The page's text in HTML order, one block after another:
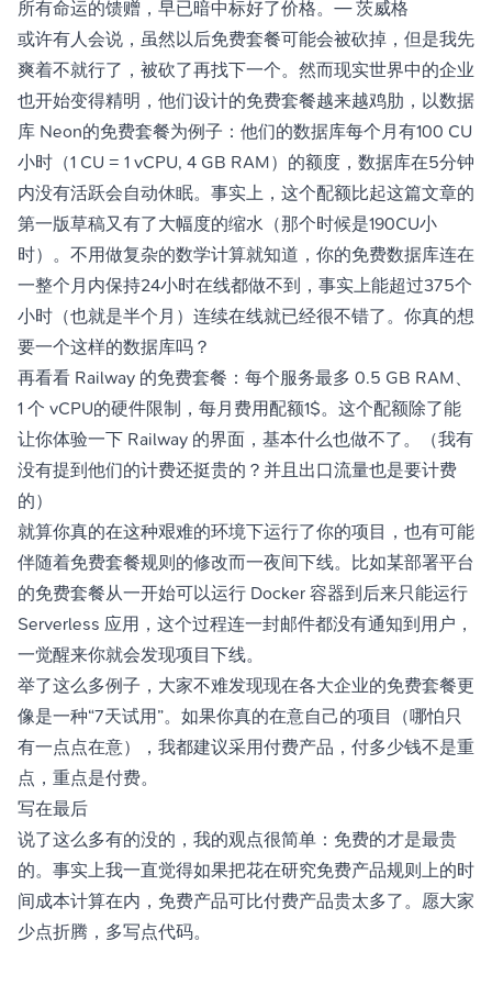
所有命运的馈赠，早已暗中标好了价格。— 茨威格
或许有人会说，虽然以后免费套餐可能会被砍掉，但是我先
爽着不就行了，被砍了再找下一个。然而现实世界中的企业
也开始变得精明，他们设计的免费套餐越来越鸡肋，以数据
库 Neon的免费套餐为例子：他们的数据库每个月有100 CU
小时（1 CU = 1 vCPU, 4 GB RAM）的额度，数据库在5分钟
内没有活跃会自动休眠。事实上，这个配额比起这篇文章的
第一版草稿又有了大幅度的缩水（那个时候是190CU小
时）。不用做复杂的数学计算就知道，你的免费数据库连在
一整个月内保持24小时在线都做不到，事实上能超过375个
小时（也就是半个月）连续在线就已经很不错了。你真的想
要一个这样的数据库吗？
再看看 Railway 的免费套餐：每个服务最多 0.5 GB RAM、
1 个 vCPU的硬件限制，每月费用配额1$。这个配额除了能
让你体验一下 Railway 的界面，基本什么也做不了。（我有
没有提到他们的计费还挺贵的？并且出口流量也是要计费
的）
就算你真的在这种艰难的环境下运行了你的项目，也有可能
伴随着免费套餐规则的修改而一夜间下线。比如某部署平台
的免费套餐从一开始可以运行 Docker 容器到后来只能运行
Serverless 应用，这个过程连一封邮件都没有通知到用户，
一觉醒来你就会发现项目下线。
举了这么多例子，大家不难发现现在各大企业的免费套餐更
像是一种“7天试用”。如果你真的在意自己的项目（哪怕只
有一点点在意），我都建议采用付费产品，付多少钱不是重
点，重点是付费。
写在最后
说了这么多有的没的，我的观点很简单：免费的才是最贵
的。事实上我一直觉得如果把花在研究免费产品规则上的时
间成本计算在内，免费产品可比付费产品贵太多了。愿大家
少点折腾，多写点代码。